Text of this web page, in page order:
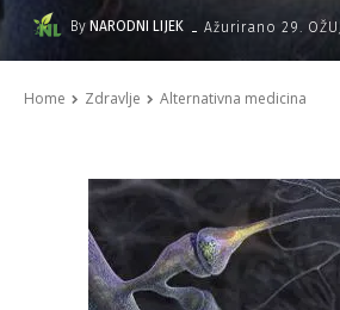
By NARODNI LIJEK - Ažurirano 29.
Home Zdravlje Alternativna medicina